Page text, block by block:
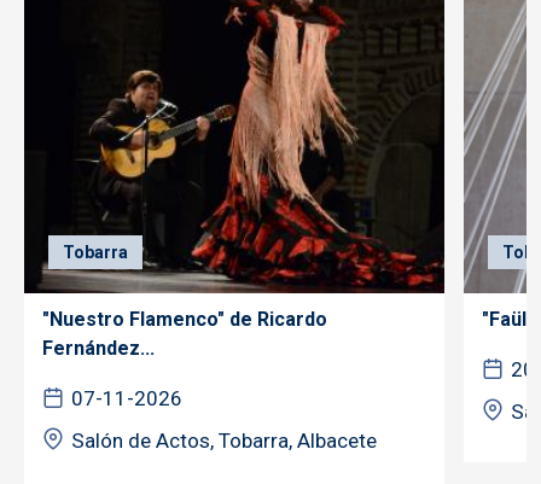
Tobarra
"Nuestro Flamenco" de Ricardo
Fernández...
07-11-2026
Salón de Actos, Tobarra, Albacete